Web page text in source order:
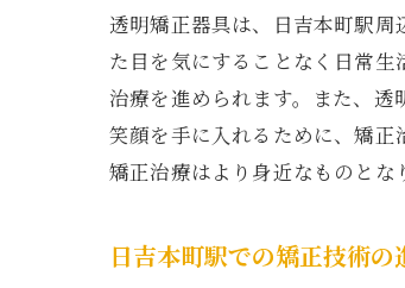
透明矯正器具は、日吉本町駅
た目を気にすることなく日常
治療を進められます。また、
笑顔を手に入れるために、矯
矯正治療はより身近なものとな
日吉本町駅での矯正技術の